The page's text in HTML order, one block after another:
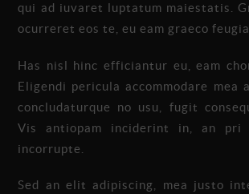
qui ad iuvaret luptatum maiestatis.
ocurreret eos te, eu eam graeco
Has nisl hinc efficiantur eu, eam
Eligendi pericula accommodare mea
concludaturque no usu, fugit
Vis antiopam inciderint in, an pri
incorrupte.
Sed an elit adipiscing, mea justo